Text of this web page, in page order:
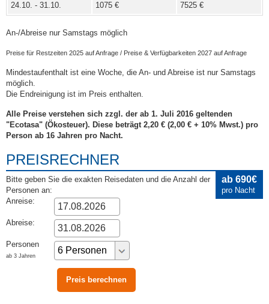
24.10. - 31.10.
1075 € 7525 €
An-/Abreise nur Samstags möglich
Preise für Restzeiten 2025 auf Anfrage / Preise & Verfügbarkeiten 2027 auf Anfrage
Mindestaufenthalt ist eine Woche, die An- und Abreise ist nur Samstags
möglich.
Die Endreinigung ist im Preis enthalten.
Alle Preise verstehen sich zzgl. der ab 1. Juli 2016 geltenden
"Ecotasa" (Ökosteuer). Diese beträgt 2,20 € (2,00 € + 10% Mwst.) pro
Person ab 16 Jahren pro Nacht.
ab 690€
pro Nacht
PREISRECHNER
Bitte geben Sie die exakten Reisedaten und die Anzahl der
Personen an:
Anreise:
Abreise:
Personen
ab 3 Jahren